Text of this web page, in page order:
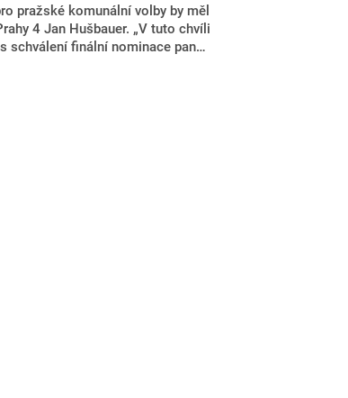
pražské komunální volby by měl
4 Jan Hušbauer. „V tuto chvíli
schválení finální nominace pana
hnutí ANO,“ uvedl pro
pražského ANO Martin
se spekulovalo jako o